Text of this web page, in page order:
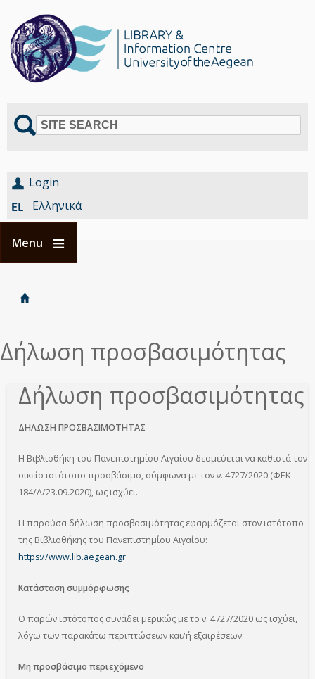
SITE SEARCH
Login
Ελληνικά
Menu
Breadcrumbs
Είστε
Δήλωση προσβασιμότητας
Δήλωση προσβασιμότητας
ΔΗΛΩΣΗ ΠΡΟΣΒΑΣΙΜΟΤΗΤΑΣ
Η Βιβλιοθήκη του Πανεπιστημίου Αιγαίου δεσμεύεται να καθιστά τον
οικείο ιστότοπο προσβάσιμο, σύμφωνα με τον ν. 4727/2020 (ΦΕΚ
184/Α/23.09.2020), ως ισχύει.
Η παρούσα δήλωση προσβασιμότητας εφαρμόζεται στον ιστότοπο
της Βιβλιοθήκης του Πανεπιστημίου Αιγαίου:
https://www.lib.aegean.gr
Κατάσταση συμμόρφωσης
Ο παρών ιστότοπος συνάδει μερικώς με το ν. 4727/2020 ως ισχύει,
λόγω των παρακάτω περιπτώσεων και/ή εξαιρέσεων.
Μη προσβάσιμο περιεχόμενο